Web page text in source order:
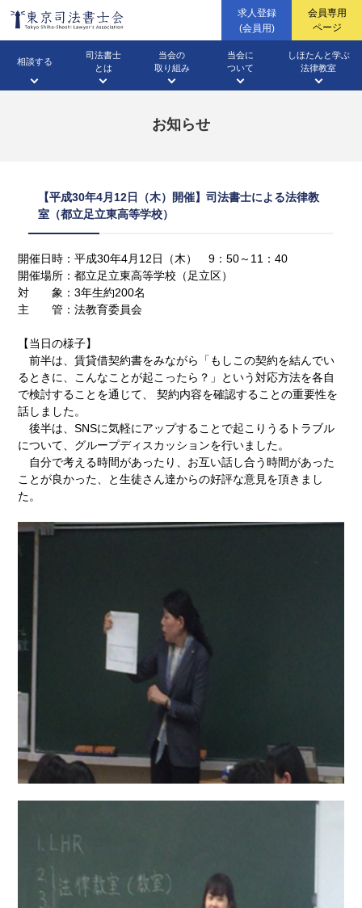
求人登録
(会員用)
会員専用
ページ
相談する
無料相談法律相談
（WEB・面談・電話・出張）
三多摩総合相談センター
当番司法書士
司法書士
とは
成年後見 相続業務
会社・法人の登記
（商業登記）
裁判業務
債務整理
当会の
取り組み
イベント開催案内・開催結果 動画ギャラリー
ファーロの 発刊にあたって 書籍・パンフレット等
オリジナルWEB壁紙 劇団リーガル☆スター活動記録
当会に
ついて
パブリックコメント・意見書 東京司法書士会概要
東京司法書士会機構図 情報公開資料
しほたんと学ぶ
法律教室
成年後見のこと 土地や家のこと
借金のこと 裁判のこと
お知らせ
【平成30年4月12日（木）開催】司法書士による法律教
室（都立足立東高等学校）
開催日時：平成30年4月12日（木） 9：50～11：40
開催場所：都立足立東高等学校（足立区）
対 象：3年生約200名
主 管：法教育委員会
【当日の様子】
前半は、賃貸借契約書をみながら「もしこの契約を結んでい
るときに、こんなことが起こったら？」という対応方法を各自
で検討することを通じて、 契約内容を確認することの重要性を
話しました。
後半は、SNSに気軽にアップすることで起こりうるトラブル
について、グループディスカッションを行いました。
自分で考える時間があったり、お互い話し合う時間があった
ことが良かった、と生徒さん達からの好評な意見を頂きまし
た。